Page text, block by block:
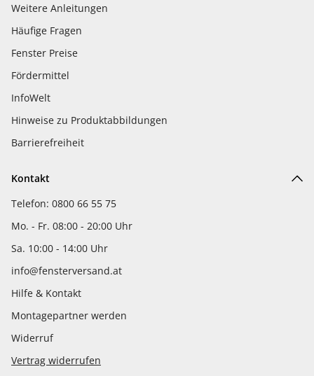
Weitere Anleitungen
Häufige Fragen
Fenster Preise
Fördermittel
InfoWelt
Hinweise zu Produktabbildungen
Barrierefreiheit
Kontakt
Telefon: 0800 66 55 75
Mo. - Fr. 08:00 - 20:00 Uhr
Sa. 10:00 - 14:00 Uhr
info@fensterversand.at
Hilfe & Kontakt
Montagepartner werden
Widerruf
Vertrag widerrufen